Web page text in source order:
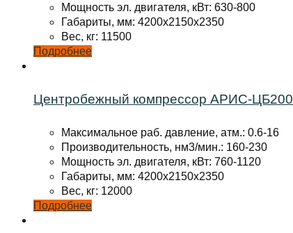
Мощность эл. двигателя, кВт: 630-800
Габариты, мм: 4200x2150x2350
Вес, кг: 11500
Подробнее
Центробежный компрессор АРИС-ЦБ200
Максимальное раб. давление, атм.: 0.6-16
Производительность, нм3/мин.: 160-230
Мощность эл. двигателя, кВт: 760-1120
Габариты, мм: 4200x2150x2350
Вес, кг: 12000
Подробнее